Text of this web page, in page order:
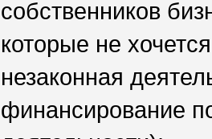
собственников
которые не
незаконная
финансирование